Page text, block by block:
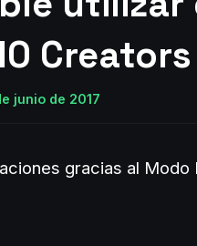
junio de 2017
gracias al